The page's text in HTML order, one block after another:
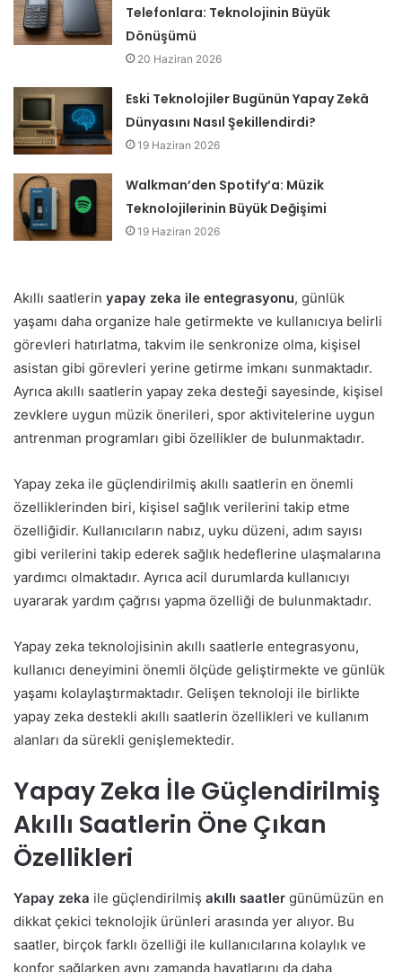
Telefonlara: Teknolojinin Büyük
Dönüşümü
20 Haziran 2026
Eski Teknolojiler Bugünün Yapay Zekâ
Dünyasını Nasıl Şekillendirdi?
19 Haziran 2026
Walkman’den Spotify’a: Müzik
Teknolojilerinin Büyük Değişimi
19 Haziran 2026
Akıllı saatlerin yapay zeka ile entegrasyonu, günlük
yaşamı daha organize hale getirmekte ve kullanıcıya belirli
görevleri hatırlatma, takvim ile senkronize olma, kişisel
asistan gibi görevleri yerine getirme imkanı sunmaktadır.
Ayrıca akıllı saatlerin yapay zeka desteği sayesinde, kişisel
zevklere uygun müzik önerileri, spor aktivitelerine uygun
antrenman programları gibi özellikler de bulunmaktadır.
Yapay zeka ile güçlendirilmiş akıllı saatlerin en önemli
özelliklerinden biri, kişisel sağlık verilerini takip etme
özelliğidir. Kullanıcıların nabız, uyku düzeni, adım sayısı
gibi verilerini takip ederek sağlık hedeflerine ulaşmalarına
yardımcı olmaktadır. Ayrıca acil durumlarda kullanıcıyı
uyararak yardım çağrısı yapma özelliği de bulunmaktadır.
Yapay zeka teknolojisinin akıllı saatlerle entegrasyonu,
kullanıcı deneyimini önemli ölçüde geliştirmekte ve günlük
yaşamı kolaylaştırmaktadır. Gelişen teknoloji ile birlikte
yapay zeka destekli akıllı saatlerin özellikleri ve kullanım
alanları da sürekli genişlemektedir.
Yapay Zeka İle Güçlendirilmiş
Akıllı Saatlerin Öne Çıkan
Özellikleri
Yapay zeka ile güçlendirilmiş akıllı saatler günümüzün en
dikkat çekici teknolojik ürünleri arasında yer alıyor. Bu
saatler, birçok farklı özelliği ile kullanıcılarına kolaylık ve
konfor sağlarken aynı zamanda hayatlarını da daha